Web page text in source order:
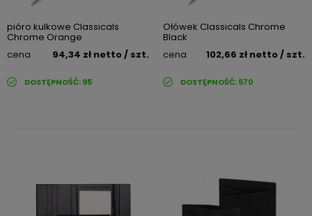
pióro kulkowe Classicals
Chrome Orange
cena
94,34 zł netto/ szt.
DOSTĘPNOŚĆ:95
Ołówek Classicals Chrome
Black
cena
102,66 zł netto/ szt.
DOSTĘPNOŚĆ:570